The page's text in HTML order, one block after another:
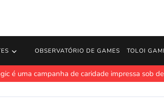
OBSERVATÓRIO DE GAMES TOLOI
é uma campanha de caridade impressa sob